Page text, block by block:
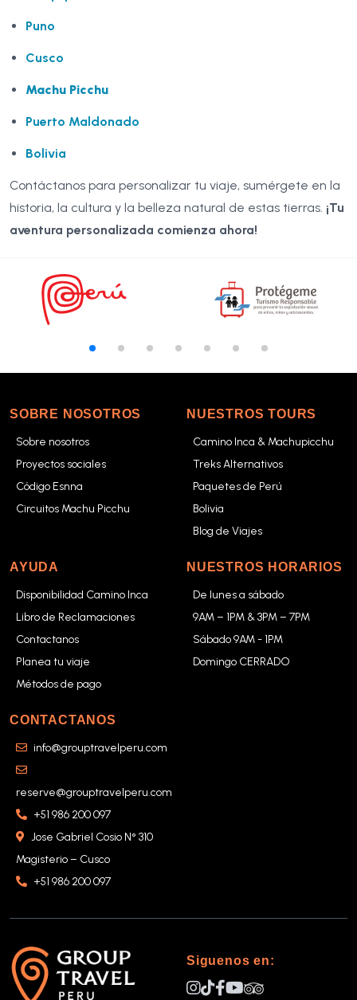
Puno
Cusco
Machu Picchu
Puerto Maldonado
Bolivia
Contáctanos para personalizar tu viaje, sumérgete en la
historia, la cultura y la belleza natural de estas tierras. ¡Tu
aventura personalizada comienza ahora!
SOBRE NOSOTROS
Sobre nosotros
Proyectos sociales
Código Esnna
Circuitos Machu Picchu
NUESTROS TOURS
Camino Inca & Machupicchu
Treks Alternativos
Paquetes de Perú
Bolivia
Blog de Viajes
AYUDA
Disponibilidad Camino Inca
Libro de Reclamaciones
Contactanos
Planea tu viaje
Métodos de pago
NUESTROS HORARIOS
De lunes a sábado
9AM – 1PM & 3PM – 7PM
Sábado 9AM - 1PM
Domingo CERRADO
CONTACTANOS
info@grouptravelperu.com
reserve@grouptravelperu.com
+51 986 200 097
Jose Gabriel Cosio N° 310
Magisterio – Cusco
+51 986 200 097
Siguenos en: